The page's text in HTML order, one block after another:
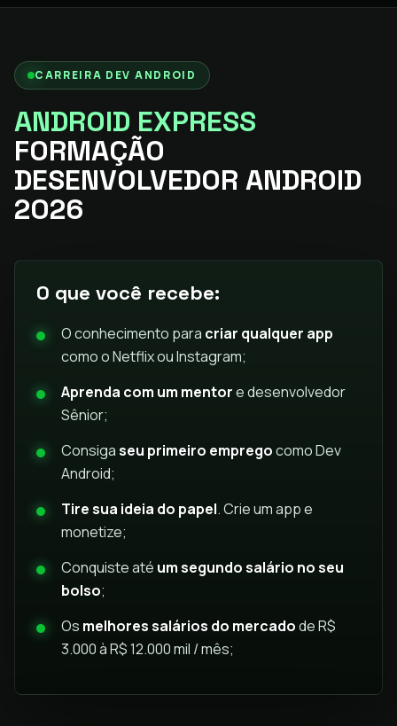
CARREIRA DEV ANDROID
ANDROID EXPRESS
FORMAÇÃO
DESENVOLVEDOR ANDROID
2026
O que você recebe:
O conhecimento para criar qualquer app
como o Netflix ou Instagram;
Aprenda com um mentore desenvolvedor
Sênior;
Consigaseu primeiro empregocomo Dev
Android;
Tire sua ideia do papel. Crie um app e
monetize;
Conquiste até um segundo salário no seu
bolso;
Os melhores salários do mercadode R$
3.000 à R$ 12.000 mil / mês;